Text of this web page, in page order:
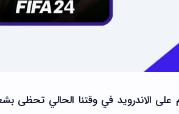
الاندرويد في وقتنا الحالي تحظى